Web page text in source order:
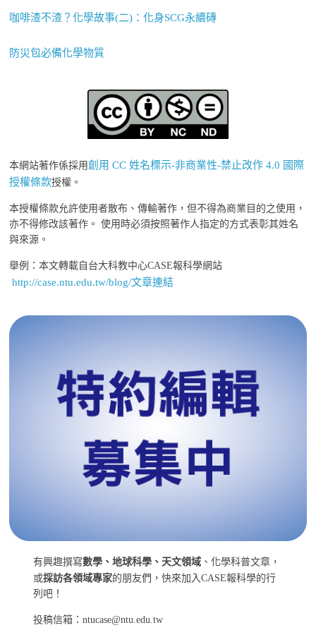
咖啡渣不渣？化學故事(二)：化身SCG永續磚
防災包必備化學物質
本網站著作係採用創用 CC 姓名標示-非商業性-禁止改作 4.0 國際
授權條款授權。
本授權條款允許使用者散布、傳輸著作，但不得為商業目的之使用，
亦不得修改該著作。 使用時必須按照著作人指定的方式表彰其姓名
與來源。
舉例：本文轉載自台大科教中心CASE報科學網站
http://case.ntu.edu.tw/blog/文章連結
有興趣撰寫數學、地球科學、天文領域 、化學科普文章，
或採訪各領域專家的朋友們，快來加入CASE報科學的行
列吧！
投稿信箱：ntucase@ntu.edu.tw